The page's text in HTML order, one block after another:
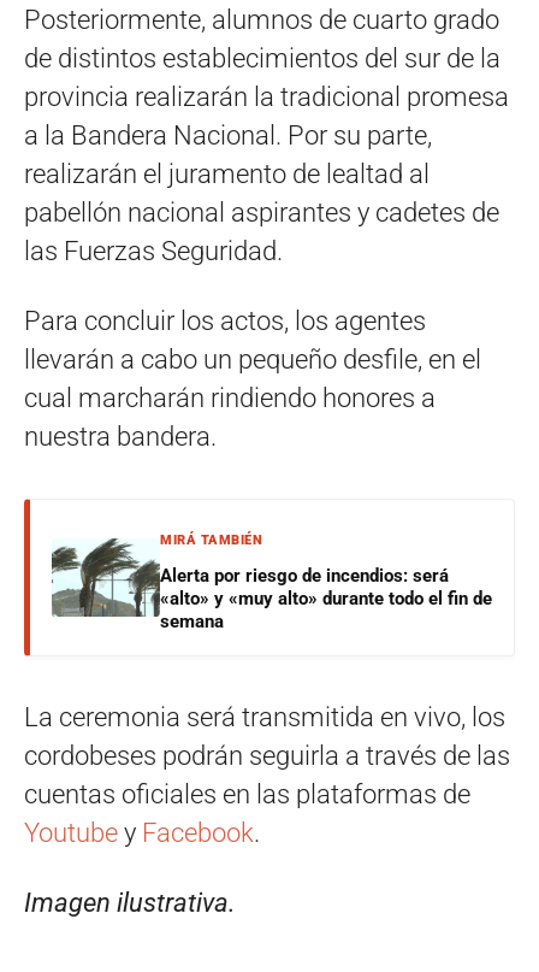
Posteriormente, alumnos de cuarto grado
de distintos establecimientos del sur de la
provincia realizarán la tradicional promesa
a la Bandera Nacional. Por su parte,
realizarán el juramento de lealtad al
pabellón nacional aspirantes y cadetes de
las Fuerzas Seguridad.
Para concluir los actos, los agentes
llevarán a cabo un pequeño desfile, en el
cual marcharán rindiendo honores a
nuestra bandera.
MIRÁ TAMBIÉN
Alerta por riesgo de incendios: será
«alto» y «muy alto» durante todo el fin de
semana
La ceremonia será transmitida en vivo, los
cordobeses podrán seguirla a través de las
cuentas oficiales en las plataformas de
Youtube y Facebook.
Imagen ilustrativa.